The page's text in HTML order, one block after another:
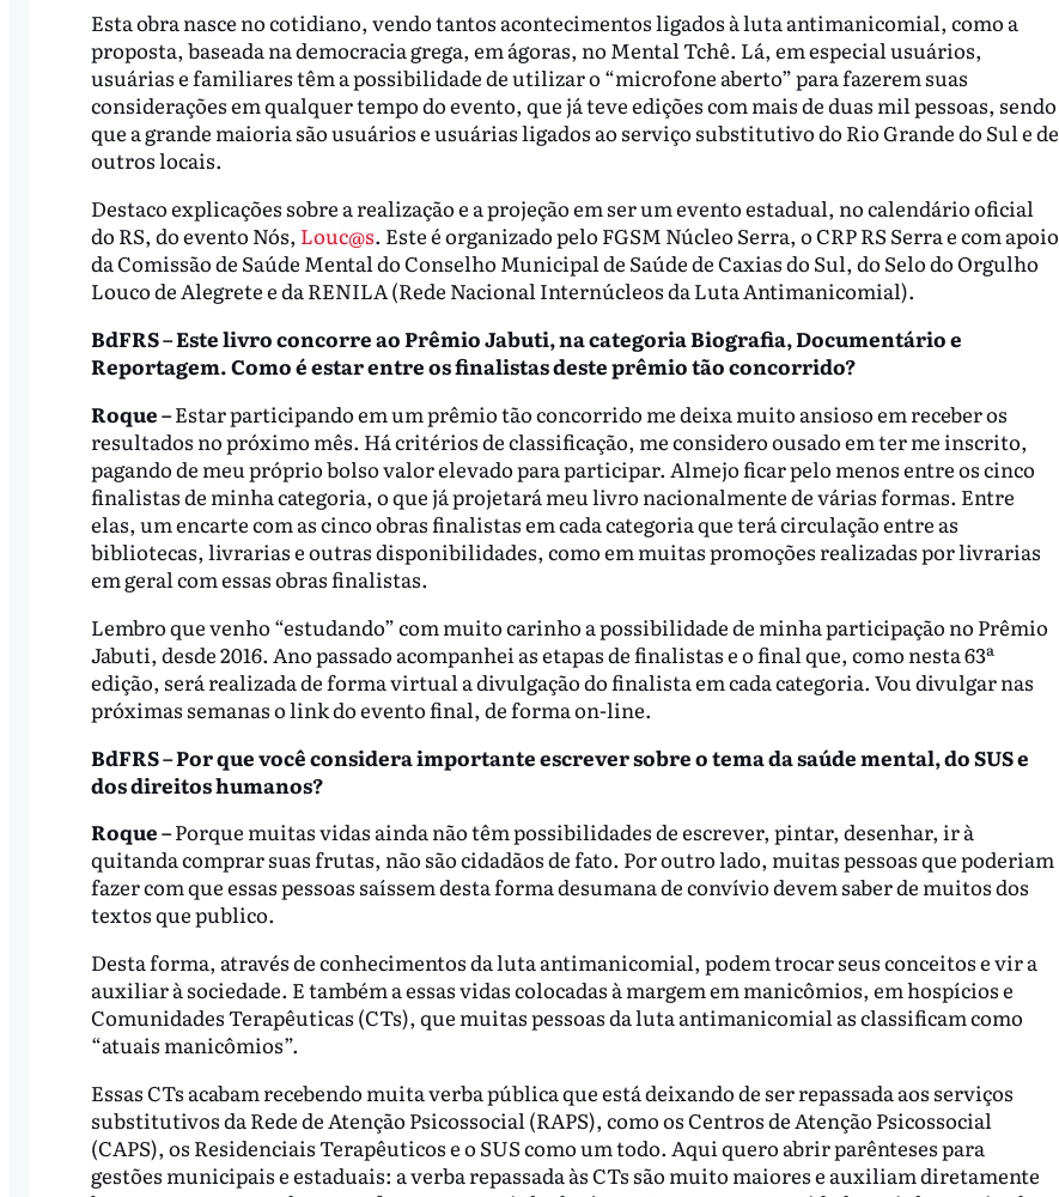
Esta obra nasce no cotidiano, vendo tantos acontecimentos ligados à luta antimanicomial, como a
proposta, baseada na democracia grega, em ágoras, no Mental Tchê. Lá, em especial usuários,
usuárias e familiares têm a possibilidade de utilizar o “microfone aberto” para fazerem suas
considerações em qualquer tempo do evento, que já teve edições com mais de duas mil pessoas, sendo
que a grande maioria são usuários e usuárias ligados ao serviço substitutivo do Rio Grande do Sul e de
outros locais.
Destaco explicações sobre a realização e a projeção em ser um evento estadual, no calendário oficial
do RS, do evento Nós, Louc@s. Este é organizado pelo FGSM Núcleo Serra, o CRP RS Serra e com apoio
da Comissão de Saúde Mental do Conselho Municipal de Saúde de Caxias do Sul, do Selo do Orgulho
Louco de Alegrete e da RENILA (Rede Nacional Internúcleos da Luta Antimanicomial).
BdFRS – Este livro concorre ao Prêmio Jabuti, na categoria Biografia, Documentário e
Reportagem. Como é estar entre os finalistas deste prêmio tão concorrido?
Roque –Estar participando em um prêmio tão concorrido me deixa muito ansioso em receber os
resultados no próximo mês. Há critérios de classificação, me considero ousado em ter me inscrito,
pagando de meu próprio bolso valor elevado para participar. Almejo ficar pelo menos entre os cinco
finalistas de minha categoria, o que já projetará meu livro nacionalmente de várias formas. Entre
elas, um encarte com as cinco obras finalistas em cada categoria que terá circulação entre as
bibliotecas, livrarias e outras disponibilidades, como em muitas promoções realizadas por livrarias
em geral com essas obras finalistas.
Lembro que venho “estudando” com muito carinho a possibilidade de minha participação no Prêmio
Jabuti, desde 2016. Ano passado acompanhei as etapas de finalistas e o final que, como nesta 63ª
edição, será realizada de forma virtual a divulgação do finalista em cada categoria. Vou divulgar nas
próximas semanas o link do evento final, de forma on-line.
BdFRS – Por que você considera importante escrever sobre o tema da saúde mental, do SUS e
dos direitos humanos?
Roque –Porque muitas vidas ainda não têm possibilidades de escrever, pintar, desenhar, ir à
quitanda comprar suas frutas, não são cidadãos de fato. Por outro lado, muitas pessoas que poderiam
fazer com que essas pessoas saíssem desta forma desumana de convívio devem saber de muitos dos
textos que publico.
Desta forma, através de conhecimentos da luta antimanicomial, podem trocar seus conceitos e vir a
auxiliar à sociedade. E também a essas vidas colocadas à margem em manicômios, em hospícios e
Comunidades Terapêuticas (CTs), que muitas pessoas da luta antimanicomial as classificam como
“atuais manicômios”.
Essas CTs acabam recebendo muita verba pública que está deixando de ser repassada aos serviços
substitutivos da Rede de Atenção Psicossocial (RAPS), como os Centros de Atenção Psicossocial
(CAPS), os Residenciais Terapêuticos e o SUS como um todo. Aqui quero abrir parênteses para
gestões municipais e estaduais: a verba repassada às CTs são muito maiores e auxiliam diretamente